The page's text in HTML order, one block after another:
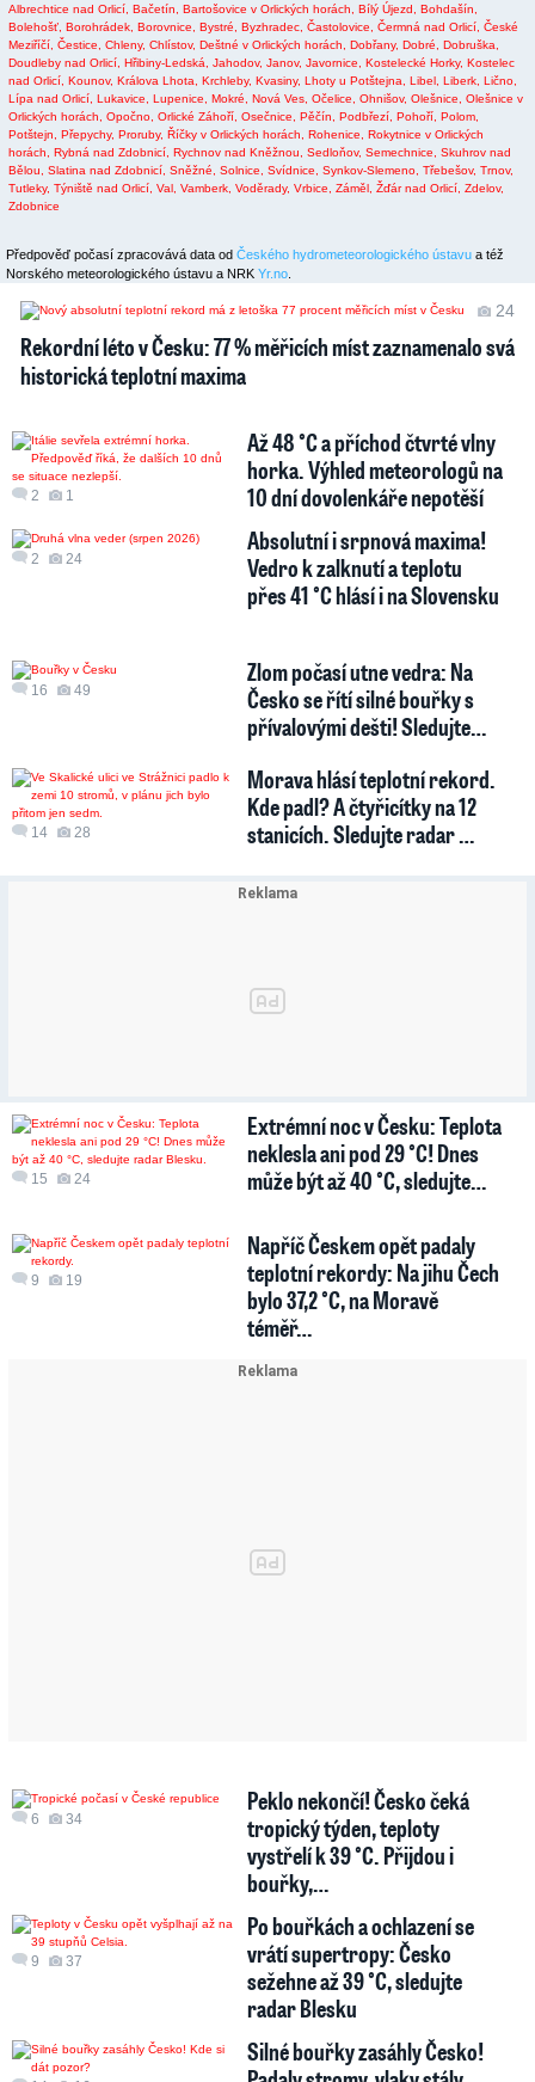
Albrechtice nad Orlicí, Bačetín, Bartošovice v Orlických horách, Bílý Újezd,
Bohdašín,
Bolehošť, Borohrádek, Borovnice, Bystré, Byzhradec, Častolovice, Čermná nad Orlicí, České
Meziříčí, Čestice, Chleny, Chlístov, Deštné v Orlických horách, Dobřany, Dobré,
Dobruška,
Doudleby nad Orlicí, Hřibiny-Ledská, Jahodov, Janov, Javornice, Kostelecké Horky, Kostelec
nad Orlicí, Kounov, Králova Lhota, Krchleby, Kvasiny, Lhoty u Potštejna, Libel, Liberk, Lično,
Lípa nad Orlicí, Lukavice, Lupenice, Mokré, Nová Ves, Očelice, Ohnišov, Olešnice,
Olešnice v
Orlických horách,
Opočno, Orlické Záhoří, Osečnice, Pěčín, Podbřezí, Pohoří, Polom,
Potštejn,
Přepychy, Proruby, Říčky v Orlických horách, Rohenice,
Rokytnice v Orlických
horách,
Rybná nad Zdobnicí, Rychnov nad Kněžnou, Sedloňov, Semechnice,
Skuhrov nad
Bělou,
Slatina nad Zdobnicí, Sněžné, Solnice, Svídnice, Synkov-Slemeno, Třebešov, Trnov,
Tutleky, Týniště nad Orlicí, Val, Vamberk, Voděrady, Vrbice, Záměl, Žďár nad Orlicí, Zdelov,
Zdobnice
Předpověď počasí zpracovává data od Českého hydrometeorologického ústavu a též
Norského meteorologického ústavu a NRK Yr.no
24
Rekordní léto v Česku: 77 % měřicích míst zaznamenalo svá
historická teplotní maxima
2 1
Až 48 °C a příchod čtvrté vlny
horka. Výhled meteorologů na
10 dní dovolenkáře nepotěší
2 24
Absolutní i srpnová maxima!
Vedro k zalknutí a teplotu
přes 41 °C hlásí i na Slovensku
16 49
Zlom počasí utne vedra: Na
Česko se řítí silné bouřky s
přívalovými dešti! Sledujte…
14 28
Morava hlásí teplotní rekord.
Kde padl? A čtyřicítky na 12
stanicích. Sledujte radar …
15 24
Extrémní noc v Česku: Teplota
neklesla ani pod 29 °C! Dnes
může být až 40 °C, sledujte…
9 19
Napříč Českem opět padaly
teplotní rekordy: Na jihu Čech
bylo 37,2 °C, na Moravě
téměř…
6 34
Peklo nekončí! Česko čeká
tropický týden, teploty
vystřelí k 39 °C. Přijdou i
bouřky,…
9 37
Po bouřkách a ochlazení se
vrátí supertropy: Česko
sežehne až 39 °C, sledujte
radar Blesku
Silné bouřky zasáhly Česko!